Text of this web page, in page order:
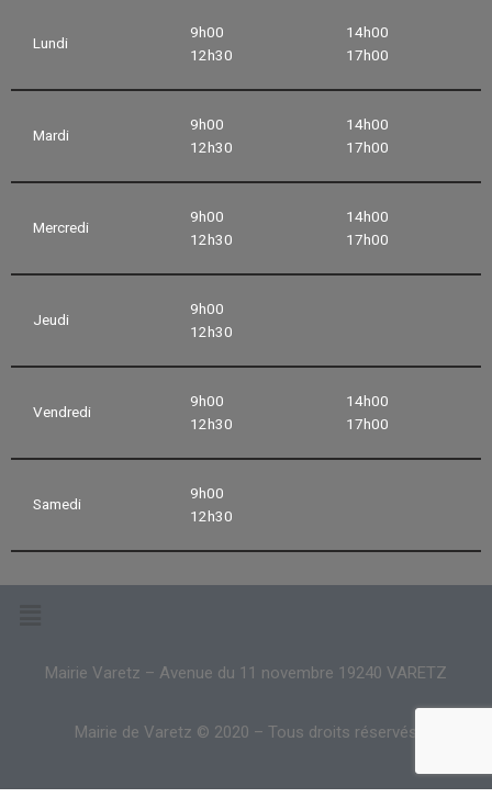
Lundi
9h00
12h30
14h00
17h00
Mardi
9h00
12h30
14h00
17h00
Mercredi
9h00
12h30
14h00
17h00
Jeudi
9h00
12h30
Vendredi
9h00
12h30
14h00
17h00
Samedi
9h00
12h30
Mairie Varetz – Avenue du 11 novembre 19240 VARETZ
Mairie de Varetz © 2020 – Tous droits réservés